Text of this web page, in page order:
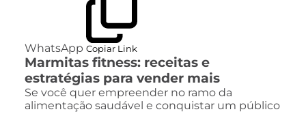
WhatsApp Copiar Link
Marmitas fitness: receitas e
estratégias para vender mais
Se você quer empreender no ramo da
alimentação saudável e conquistar um público